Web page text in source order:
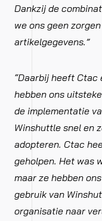
Dankzij de
we ons geen
artikelgegevens.”
“Daarbij heeft Ctac
hebben ons
de implementatie
Winshuttle snel en
adopteren. Ctac
geholpen. Het was
maar ze hebben
gebruik van
organisatie naar